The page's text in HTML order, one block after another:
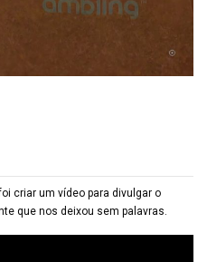
criar um vídeo para divulgar o
que nos deixou sem palavras.